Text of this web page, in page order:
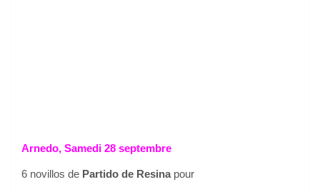
Arnedo, Samedi 28 septembre
6 novillos de Partido de Resinapour